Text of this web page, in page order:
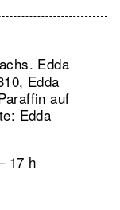
Edda
Edda
auf
Edda
17 h